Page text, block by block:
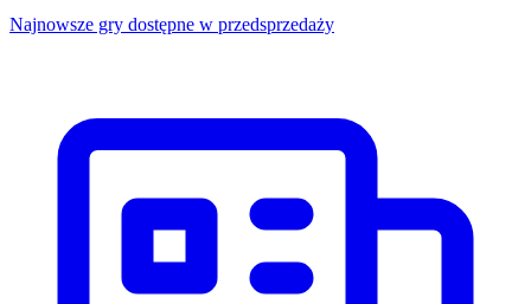
Najnowsze gry dostępne w przedsprzedaży